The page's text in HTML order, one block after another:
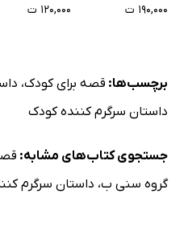
۱۹۰,۰۰۰ ت
۱۲۰,۰۰۰ ت
برچسب‌ها: قصه برای کودک،
داستان سرگرم کننده کودک
جستجوی کتاب‌های مشابه:
گروه سنی ب، داستان سرگرم